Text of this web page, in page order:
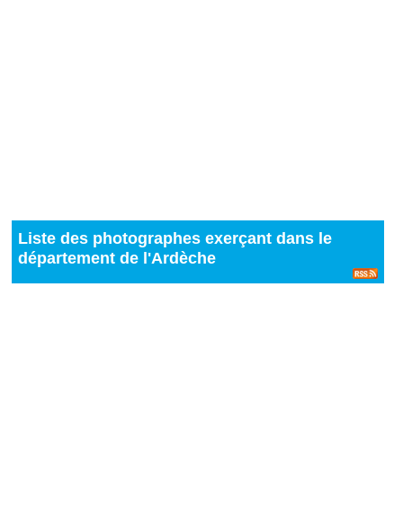
Liste des photographes exerçant dans le
département de l'Ardèche